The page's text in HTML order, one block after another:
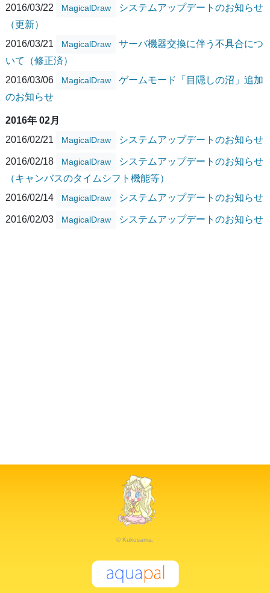
2016/03/22 MagicalDraw
システムアップデートのお知らせ
（更新）
2016/03/21
MagicalDraw
サーバ機器交換に伴う不具合につ
いて（修正済）
2016/03/06
MagicalDraw
ゲームモード「目隠しの沼」追加
のお知らせ
2016年 02月
2016/02/21
MagicalDraw システムアップデートのお知らせ
2016/02/18 MagicalDraw
システムアップデートのお知らせ
（キャンバスのタイムシフト機能等）
2016/02/14
MagicalDraw システムアップデートのお知らせ
2016/02/03 MagicalDraw システムアップデートのお知らせ
© Kukusama.